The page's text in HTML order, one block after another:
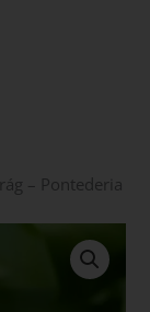
– Pontederia